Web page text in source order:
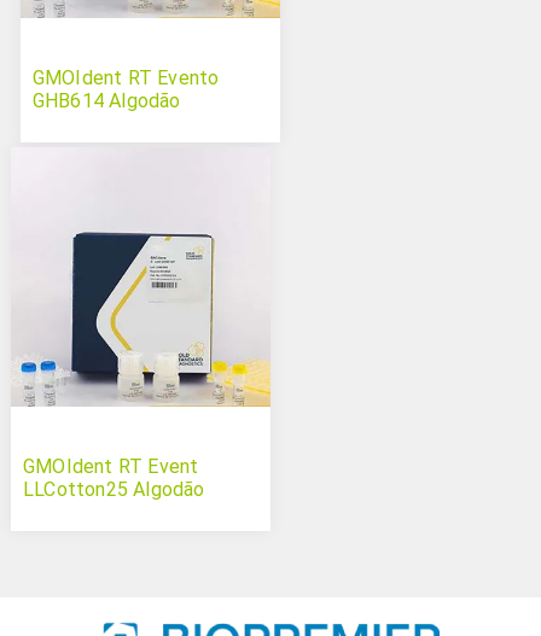
GMOIdent RT Evento
GHB614 Algodão
GMOIdent RT Event
LLCotton25 Algodão